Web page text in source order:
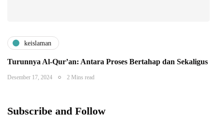
keislaman
Turunnya Al-Qur’an: Antara Proses Bertahap dan Sekaligus
Desember 17, 2024 2 Mins read
Subscribe and Follow